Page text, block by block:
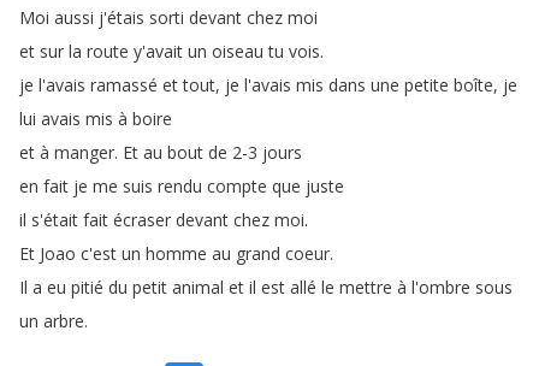
Moi aussi j'étais sorti devant chez moi
et sur la route y'avait un oiseau tu vois.
je l'avais ramassé et tout, je l'avais mis dans une petite boîte, je
lui avais mis à boire
et à manger. Et au bout de 2-3 jours
en fait je me suis rendu compte que juste
il s'était fait écraser devant chez moi.
Et Joao c'est un homme au grand coeur.
Il a eu pitié du petit animal et il est allé le mettre à l'ombre sous
un arbre.